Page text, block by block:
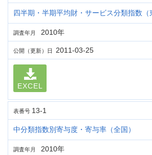
四半期・半期平均財・サービス分類指数（
調査年月 2010年
公開（更新）日 2011-03-25
EXCEL
表番号 13-1
中分類指数別寄与度・寄与率（全国）
調査年月 2010年